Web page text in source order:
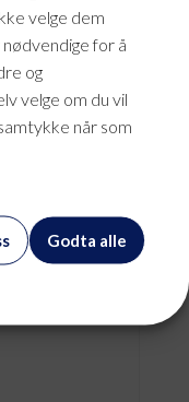
velge dem
for å
og
velge om du vil
når som
Godta alle